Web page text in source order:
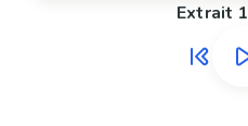
Extrait 1